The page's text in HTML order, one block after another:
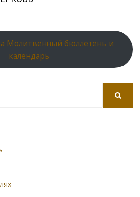
Молитвенный бюллетень и
календарь